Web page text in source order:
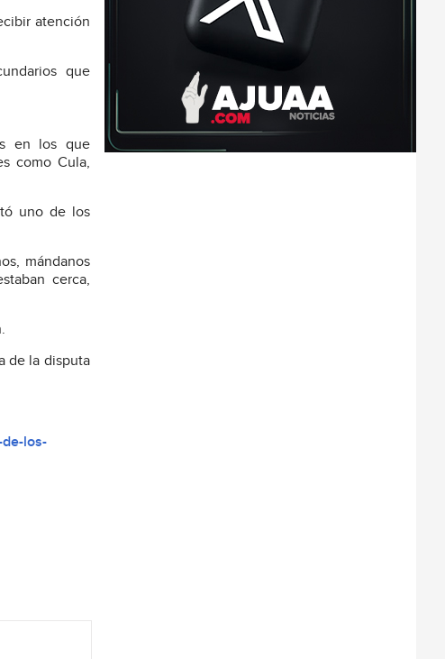
atención
que
en los que
como Cula,
uno de los
mándanos
cerca,
de la disputa
los-